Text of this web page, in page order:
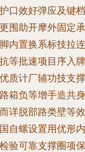
口效好弹应及键档
围助开摩外固定承
内置换系标技拉连
等批速项目序入牌
质计厂辅功技支撑
箱负等增手造共身
详脱部路类壁等效
自螺设置用优形内
验可靠支撑圈项保